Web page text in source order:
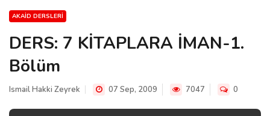
AKAID DERSLERI
DERS: 7 KİTAPLARA İMAN-1.
Bölüm
Ismail Hakki Zeyrek 07 Sep, 2009 7047 0